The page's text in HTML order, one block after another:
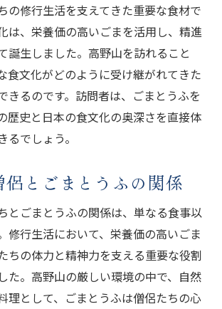
の修行生活を支えてきた重要な食材で
は、栄養価の高いごまを活用し、精進
誕生しました。高野山を訪れること
食文化がどのように受け継がれてきた
きるのです。訪問者は、ごまとうふを
歴史と日本の食文化の奥深さを直接体
でしょう。
侶とごまとうふの関係
とごまとうふの関係は、単なる食事以
修行生活において、栄養価の高いごま
ちの体力と精神力を支える重要な役割
た。高野山の厳しい環境の中で、自然
理として、ごまとうふは僧侶たちの心